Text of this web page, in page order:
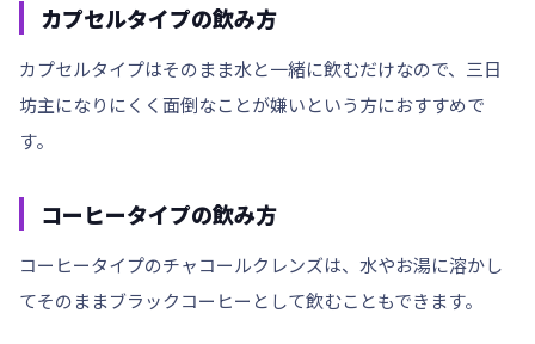
カプセルタイプの飲み方
カプセルタイプはそのまま水と一緒に飲むだけなので、三日
坊主になりにくく面倒なことが嫌いという方におすすめで
す。
コーヒータイプの飲み方
コーヒータイプのチャコールクレンズは、水やお湯に溶かし
てそのままブラックコーヒー として飲むこともできます。